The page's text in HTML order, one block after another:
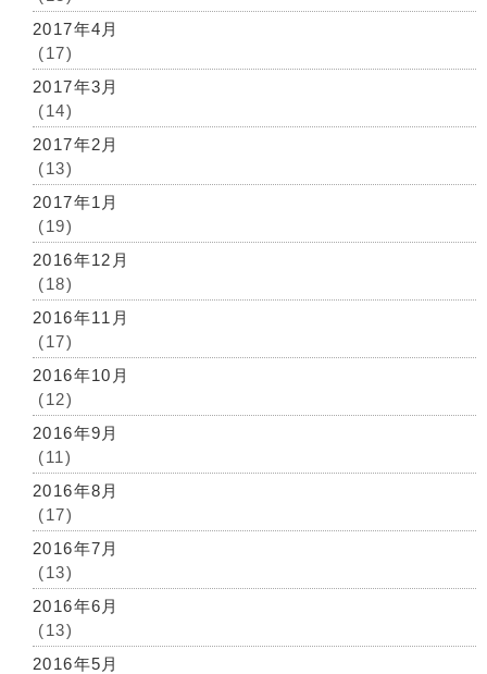
2017年4月
(17)
2017年3月
(14)
2017年2月
(13)
2017年1月
(19)
2016年12月
(18)
2016年11月
(17)
2016年10月
(12)
2016年9月
(11)
2016年8月
(17)
2016年7月
(13)
2016年6月
(13)
2016年5月